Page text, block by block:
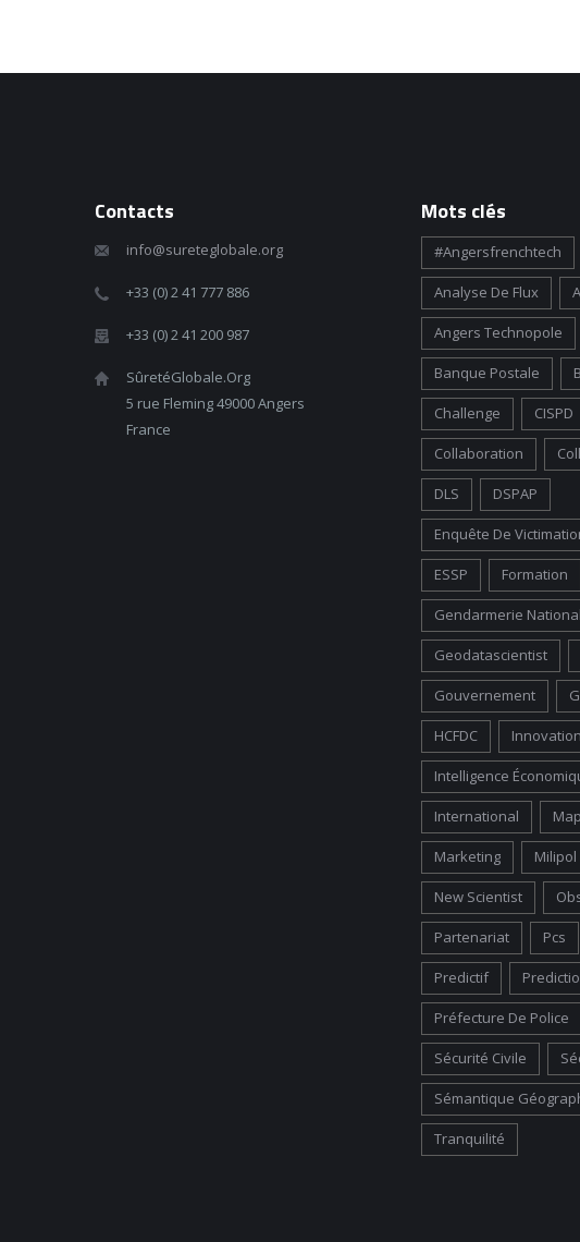
Contacts
info@sureteglobale.org
+33 (0) 2 41 777 886
+33 (0) 2 41 200 987
SûretéGlobale.Org
5 rue Fleming 49000 Angers
France
Mots clés
#angersfrenchtech
Analyse De Flux
Angers Technopole
Banque Postale
Challenge CISPD
Collaboration
DLS DSPAP
Enquête De
ESSP Formation
Gendarmerie
Geodatascientist
Gouvernement
HCFDC Innovation
Intelligence
International
Marketing Milipol
New Scientist
Partenariat Pcs
Predictif
Préfecture De Police
Sécurité Civile
Sémantique
Tranquilité